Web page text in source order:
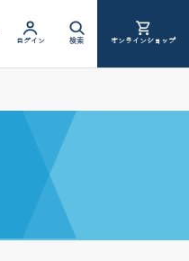
ログイン 検索 オンラインショップ